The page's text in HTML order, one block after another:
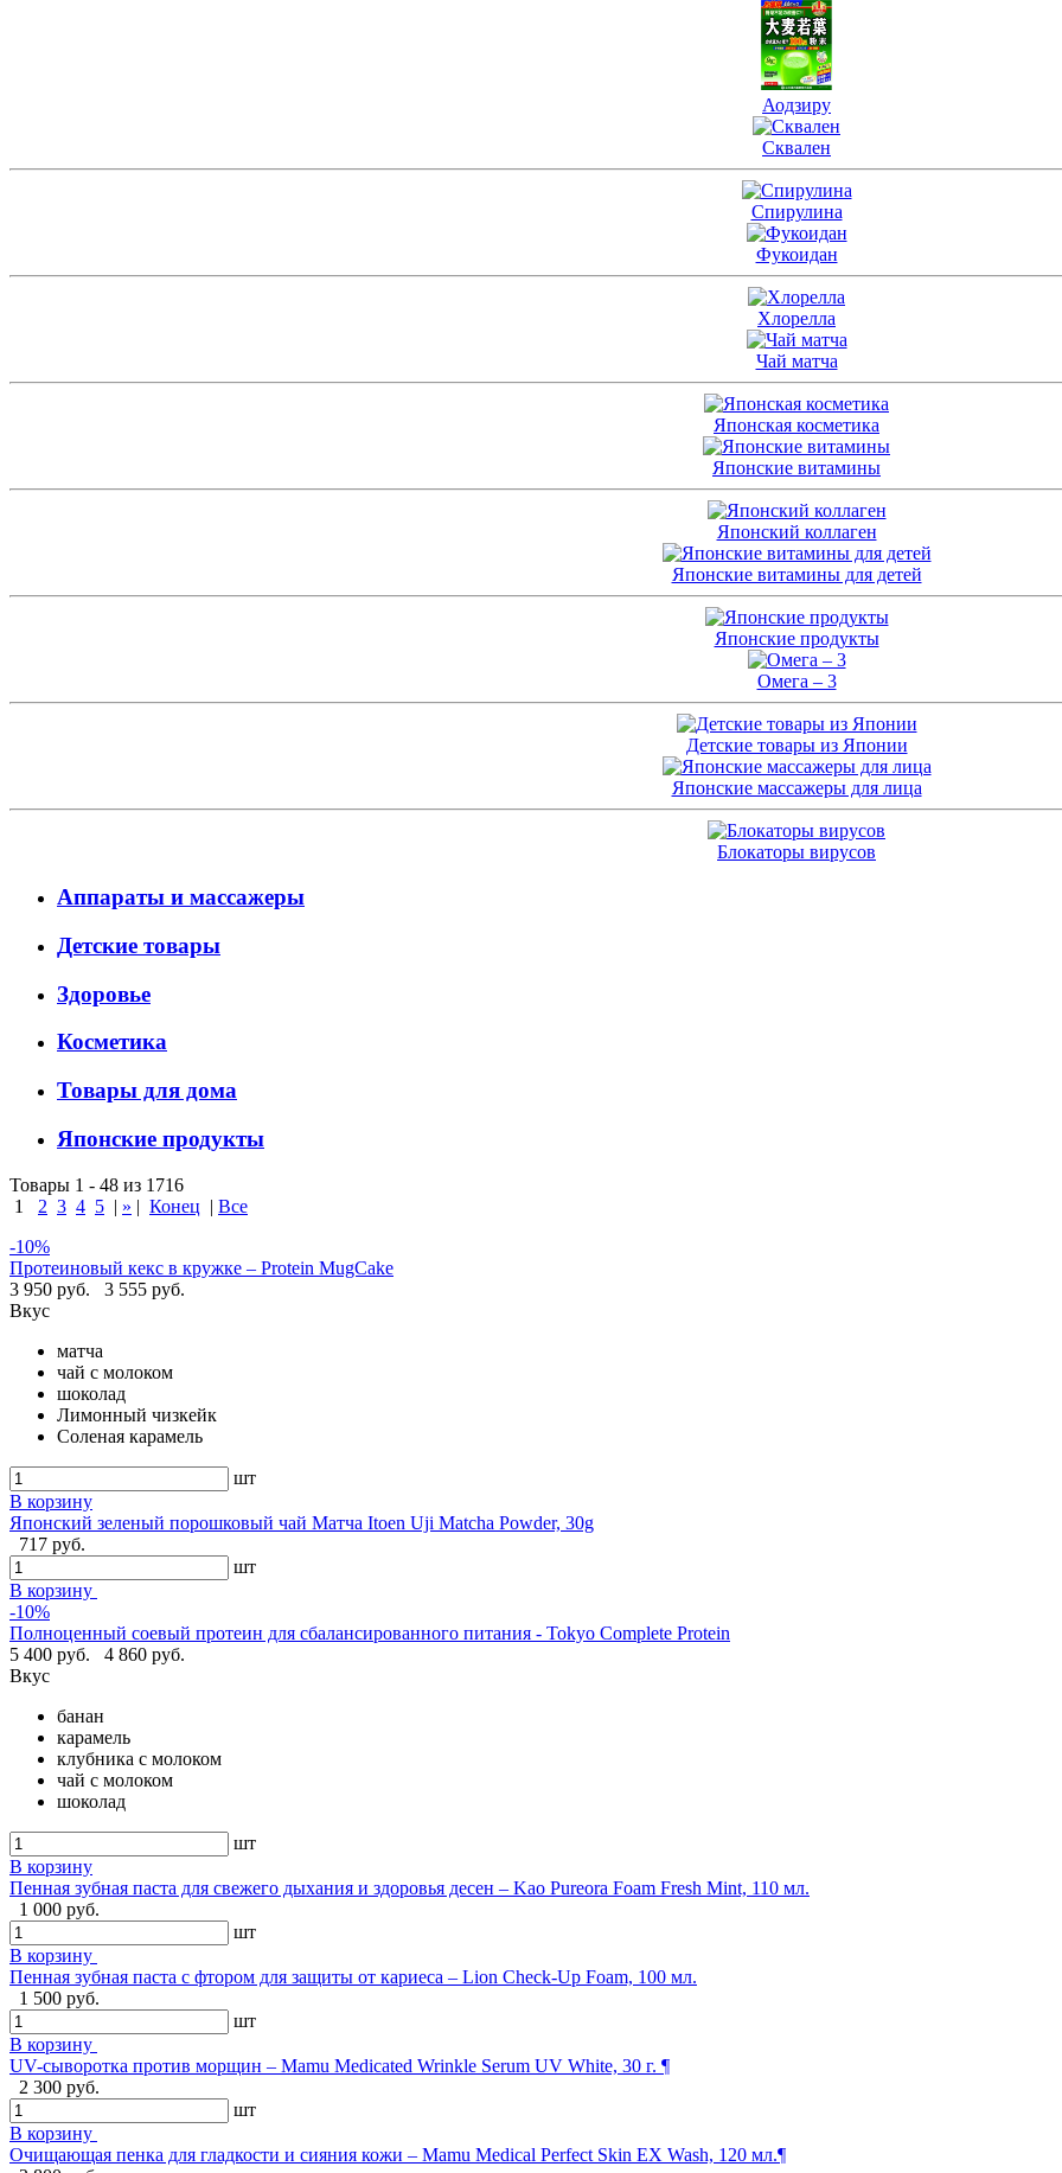
Аодзиру
Сквален
Спирулина
Фукоидан
Хлорелла
Чай матча
Японская косметика
Японские витамины
Японский коллаген
Японские витамины для детей
Японские продукты
Омега – 3
Детские товары из Японии
Японские массажеры для лица
Блокаторы вирусов
Аппараты и массажеры
Детские товары
Здоровье
Косметика
Товары для дома
Японские продукты
Товары 1 - 48 из 1716
1
2 3 4 5 | » | Конец | Все
-10%
Протеиновый кекс в кружке – Protein MugCake
3 950 руб.
3 555 руб.
Вкус
матча
чай с молоком
шоколад
Лимонный чизкейк
Соленая карамель
шт
В корзину
Японский зеленый порошковый чай Матча Itoen Uji Matcha Powder, 30g
717 руб.
шт
В корзину
-10%
Полноценный соевый протеин для сбалансированного питания - Tokyo Complete Protein
5 400 руб.
4 860 руб.
Вкус
банан
карамель
клубника с молоком
чай с молоком
шоколад
шт
В корзину
Пенная зубная паста для свежего дыхания и здоровья десен – Kao Pureora Foam Fresh Mint, 110 мл.
1 000 руб.
шт
В корзину
Пенная зубная паста с фтором для защиты от кариеса – Lion Check-Up Foam, 100 мл.
1 500 руб.
шт
В корзину
UV-сыворотка против морщин – Mamu Medicated Wrinkle Serum UV White, 30 г. ¶
2 300 руб.
шт
В корзину
Очищающая пенка для гладкости и сияния кожи – Mamu Medical Perfect Skin EX Wash, 120 мл.¶